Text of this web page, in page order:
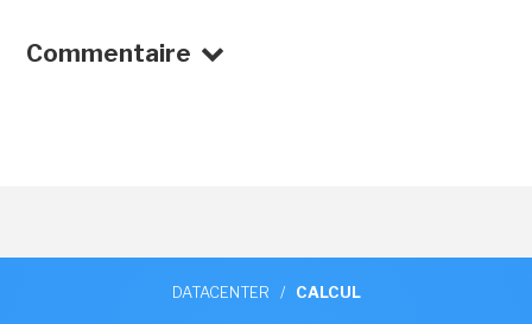
Commentaire
DATACENTER / CALCUL